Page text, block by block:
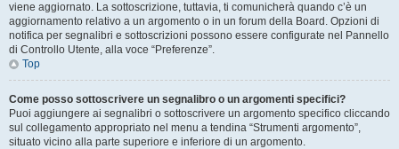
viene aggiornato. La sottoscrizione, tuttavia, ti comunicherà quando c’è un
aggiornamento relativo a un argomento o in un forum della Board. Opzioni di
notifica per segnalibri e sottoscrizioni possono essere configurate nel Pannello
di Controllo Utente, alla voce “Preferenze”.
Top
Come posso sottoscrivere un segnalibro o un argomenti specifici?
Puoi aggiungere ai segnalibri o sottoscrivere un argomento specifico cliccando
sul collegamento appropriato nel menu a tendina “Strumenti argomento”,
situato vicino alla parte superiore e inferiore di un argomento.